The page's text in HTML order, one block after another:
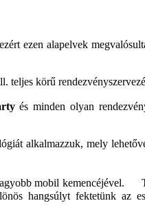
ezen alapelvek
teljes körű
és minden olyan
alkalmazzuk, mely
mobil kemencéjével.
hangsúlyt fektetünk az